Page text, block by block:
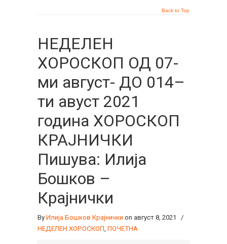
Back to Top
НЕДЕЛЕН
ХОРОСКОП ОД 07-
ми август- ДО 014–
ти авуст 2021
година ХОРОСКОП
КРАЈНИЧКИ
Пишува: Илија
Бошков –
Крајнички
By Илија Бошков Крајнички on август 8, 2021
/
НЕДЕЛЕН ХОРОСКОП, ПОЧЕТНА